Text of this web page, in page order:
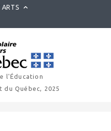
l'Éducation
du Québec, 2025